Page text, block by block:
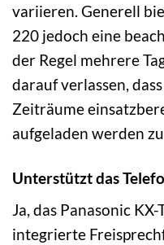
variieren. Generell
220 jedoch eine
der Regel mehrere
darauf verlassen,
Zeiträume
aufgeladen werden
Unterstützt das
Ja, das Panasonic
integrierte